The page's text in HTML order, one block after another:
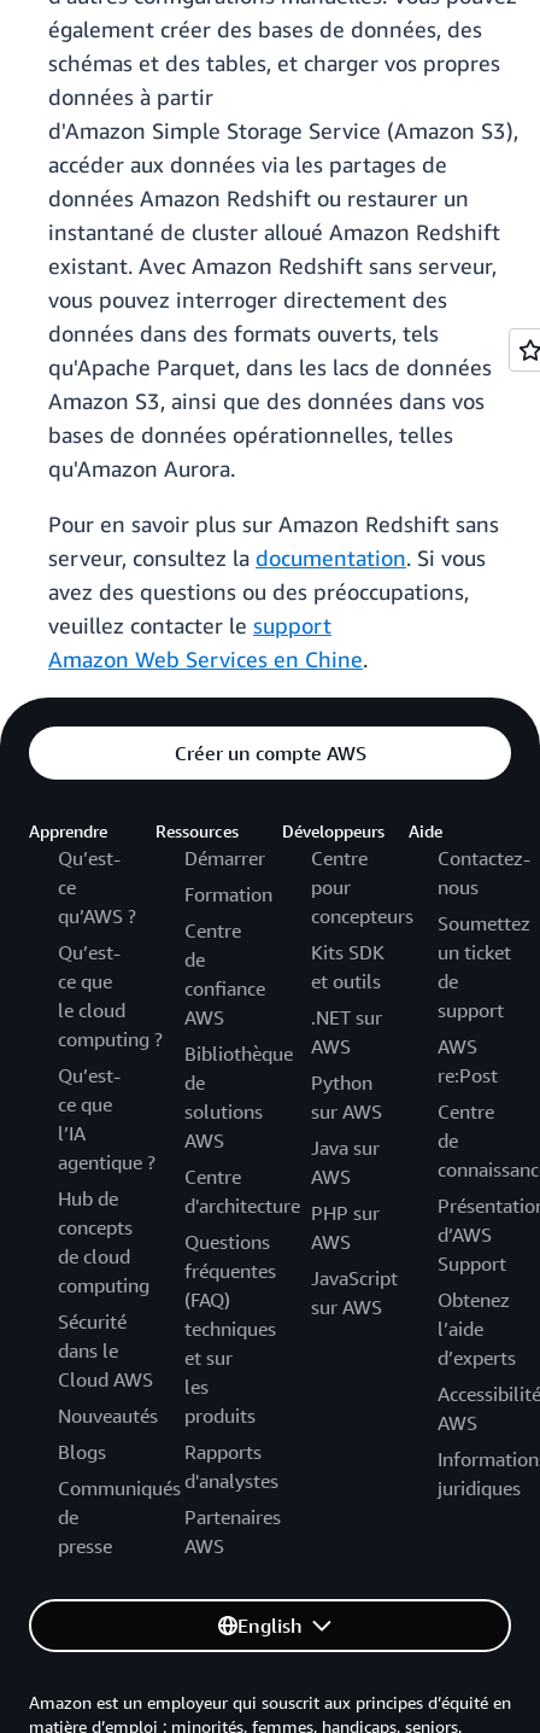
également créer des bases de données, des
schémas et des tables, et charger vos propres
données à partir
d'Amazon Simple Storage Service (Amazon S3),
accéder aux données via les partages de
données Amazon Redshift ou restaurer un
instantané de cluster alloué Amazon Redshift
existant. Avec Amazon Redshift sans serveur,
vous pouvez interroger directement des
données dans des formats ouverts, tels
qu'Apache Parquet, dans les lacs de données
Amazon S3, ainsi que des données dans vos
bases de données opérationnelles, telles
qu'Amazon Aurora.
Pour en savoir plus sur Amazon Redshift sans
serveur, consultez la documentation. Si vous
avez des questions ou des préoccupations,
veuillez contacter le support
Amazon Web Services en Chine.
Créer un compte AWS
Apprendre
Qu’est-
ce
qu’AWS ?
Qu’est-
ce que
le cloud
computing ?
Qu’est-
ce que
l’IA
agentique ?
Hub de
concepts
de cloud
computing
Sécurité
dans le
Cloud AWS
Nouveautés
Blogs
Communiqués
de
presse
Ressources
Démarrer
Formation
Centre
de
confiance
AWS
Bibliothèque
de
solutions
AWS
Centre
d'architecture
Questions
fréquentes
(FAQ)
techniques
et sur
les
produits
Rapports
d'analystes
Partenaires
AWS
Développeurs
Centre
pour
concepteurs
Kits SDK
et outils
.NET sur
AWS
Python
sur AWS
Java sur
AWS
PHP sur
AWS
JavaScript
sur AWS
Aide
Contactez-
nous
Soumettez
un ticket
de
support
AWS
re:Post
Centre
de
d’AWS
Support
Obtenez
l’aide
d’experts
Accessibilité
AWS
juridiques
English
Amazon est un employeur qui souscrit aux principes d’équité en
matière d’emploi : minorités, femmes, handicaps, seniors,